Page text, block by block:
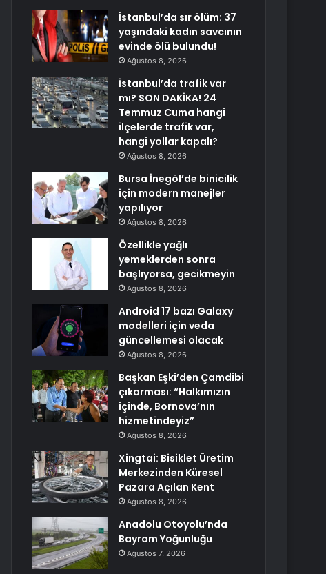
İstanbul’da sır ölüm: 37
yaşındaki kadın savcının
evinde ölü bulundu!
Ağustos 8, 2026
İstanbul’da trafik var
mı? SON DAKİKA! 24
Temmuz Cuma hangi
ilçelerde trafik var,
hangi yollar kapalı?
Ağustos 8, 2026
Bursa İnegöl’de binicilik
için modern manejler
yapılıyor
Ağustos 8, 2026
Özellikle yağlı
yemeklerden sonra
başlıyorsa, gecikmeyin
Ağustos 8, 2026
Android 17 bazı Galaxy
modelleri için veda
güncellemesi olacak
Ağustos 8, 2026
Başkan Eşki’den Çamdibi
çıkarması: “Halkımızın
içinde, Bornova’nın
hizmetindeyiz”
Ağustos 8, 2026
Xingtai: Bisiklet Üretim
Merkezinden Küresel
Pazara Açılan Kent
Ağustos 8, 2026
Anadolu Otoyolu’nda
Bayram Yoğunluğu
Ağustos 7, 2026